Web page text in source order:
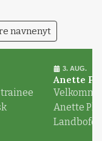
navnenyt
3. AUG.
Anette
Anette